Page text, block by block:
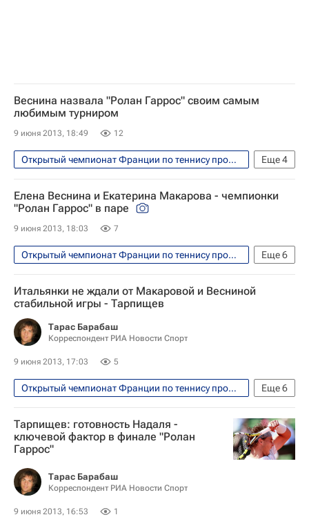
Веснина назвала "Ролан Гаррос" своим самым
любимым турниром
9 июня 2013, 18:49 12
Еще4
Открытый чемпионат Франции по теннису прошел с 26 мая по 9 июня
Теннис
Спорт
Елена Веснина
Екатерина Макарова
Елена Веснина и Екатерина Макарова - чемпионки
"Ролан Гаррос" в паре
9 июня 2013, 18:03 7
Еще6
Открытый чемпионат Франции по теннису прошел с 26 мая по 9 июня
Фото
Теннис
Спорт
Елена Веснина
Роберта Винчи
Екатерина Макарова
Итальянки не ждали от Макаровой и Весниной
стабильной игры - Тарпищев
Тарас Барабаш
Корреспондент РИА Новости Спорт
9 июня 2013, 17:03 5
Еще6
Открытый чемпионат Франции по теннису прошел с 26 мая по 9 июня
Теннис
Спорт
Мультимедийный спортивный пакет
Шамиль Тарпищев
Екатерина Макарова
Тарпищев: готовность Надаля -
ключевой фактор в финале "Ролан
Гаррос"
Тарас Барабаш
Корреспондент РИА Новости Спорт
9 июня 2013, 16:53 1